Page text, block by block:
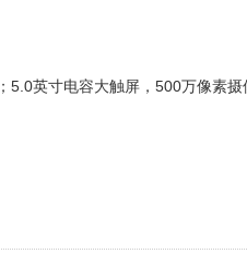
5.0英寸电容大触屏，500万像素摄